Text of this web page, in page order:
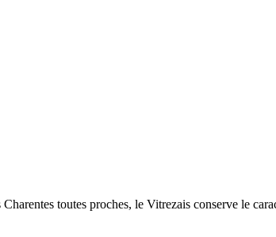
toutes proches, le Vitrezais conserve le